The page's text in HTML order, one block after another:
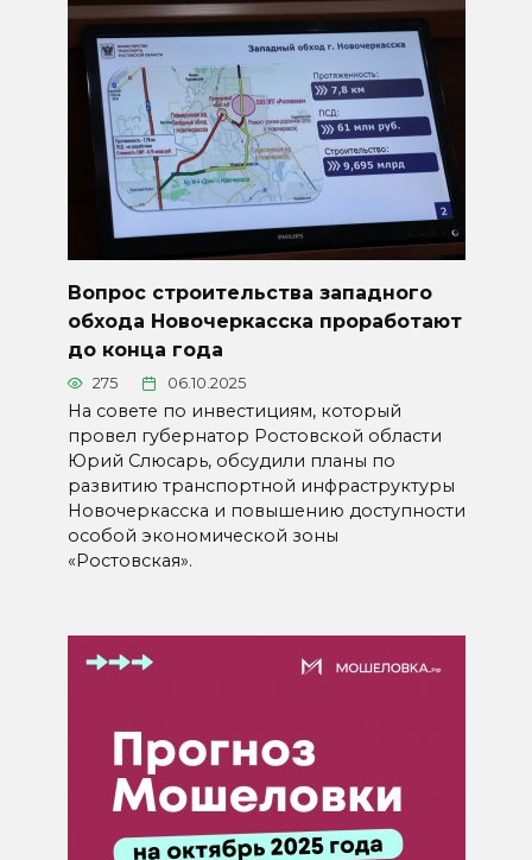
Вопрос строительства западного
обхода Новочеркасска проработают
до конца года
275 06.10.2025
На совете по инвестициям, который
провел губернатор Ростовской области
Юрий Слюсарь, обсудили планы по
развитию транспортной инфраструктуры
Новочеркасска и повышению доступности
особой экономической зоны
«Ростовская».